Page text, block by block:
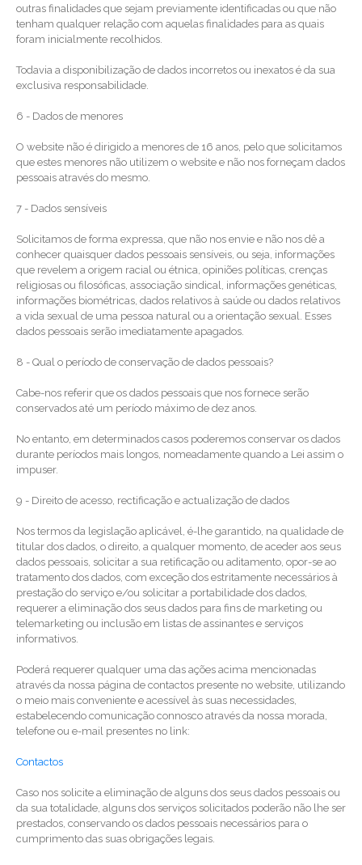
outras finalidades que sejam previamente identificadas ou que não
tenham qualquer relação com aquelas finalidades para as quais
foram inicialmente recolhidos.
Todavia a disponibilização de dados incorretos ou inexatos é da sua
exclusiva responsabilidade.
6 - Dados de menores
O website não é dirigido a menores de 16 anos, pelo que solicitamos
que estes menores não utilizem o website e não nos forneçam dados
pessoais através do mesmo.
7 - Dados sensíveis
Solicitamos de forma expressa, que não nos envie e não nos dê a
conhecer quaisquer dados pessoais sensíveis, ou seja, informações
que revelem a origem racial ou étnica, opiniões políticas, crenças
religiosas ou filosóficas, associação sindical, informações genéticas,
informações biométricas, dados relativos à saúde ou dados relativos
a vida sexual de uma pessoa natural ou a orientação sexual. Esses
dados pessoais serão imediatamente apagados.
8 - Qual o período de conservação de dados pessoais?
Cabe-nos referir que os dados pessoais que nos fornece serão
conservados até um período máximo de dez anos.
No entanto, em determinados casos poderemos conservar os dados
durante períodos mais longos, nomeadamente quando a Lei assim o
impuser.
9 - Direito de acesso, rectificação e actualização de dados
Nos termos da legislação aplicável, é-lhe garantido, na qualidade de
titular dos dados, o direito, a qualquer momento, de aceder aos seus
dados pessoais, solicitar a sua retificação ou aditamento, opor-se ao
tratamento dos dados, com exceção dos estritamente necessários à
prestação do serviço e/ou solicitar a portabilidade dos dados,
requerer a eliminação dos seus dados para fins de marketing ou
telemarketing ou inclusão em listas de assinantes e serviços
informativos.
Poderá requerer qualquer uma das ações acima mencionadas
através da nossa página de contactos presente no website, utilizando
o meio mais conveniente e acessível às suas necessidades,
estabelecendo comunicação connosco através da nossa morada,
telefone ou e-mail presentes no link:
Contactos
Caso nos solicite a eliminação de alguns dos seus dados pessoais ou
da sua totalidade, alguns dos serviços solicitados poderão não lhe ser
prestados, conservando os dados pessoais necessários para o
cumprimento das suas obrigações legais.